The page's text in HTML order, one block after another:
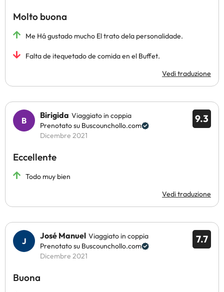
Molto buona
Me Há gustado mucho El trato dela personalidade.
Falta de itequetado de comida en el Buffet.
Vedi traduzione
9.3
Birigida Viaggiato in coppia
Prenotato su Buscounchollo.com
Dicembre 2021
Eccellente
Todo muy bien
Vedi traduzione
7.7
José Manuel Viaggiato in coppia
Prenotato su Buscounchollo.com
Dicembre 2021
Buona